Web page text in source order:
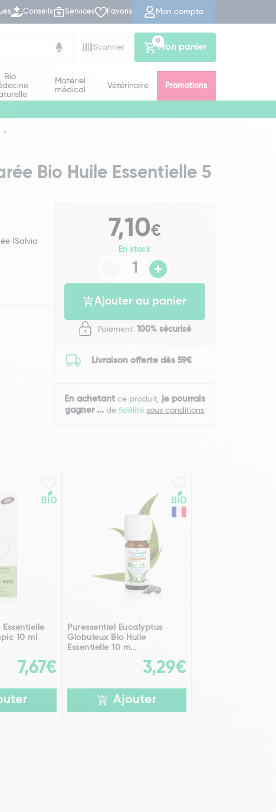
Conseils Services Favoris Mon compte
Scanner
Mon panier
0
Bio
Matériel
médical
Vétérinaire Promotions
Bio Huile Essentielle 5
(Salvia
7,10€
En stock
Ajouter au panier
Paiement 100% sécurisé
Livraison offerte dès 59€
En achetantce produit, je pourrais
gagner ... defidélitésous conditions
Essentielle
10 ml
7,67€
Puressentiel Eucalyptus
Globuleux Bio Huile
Essentielle 10 m...
3,29€
Ajouter